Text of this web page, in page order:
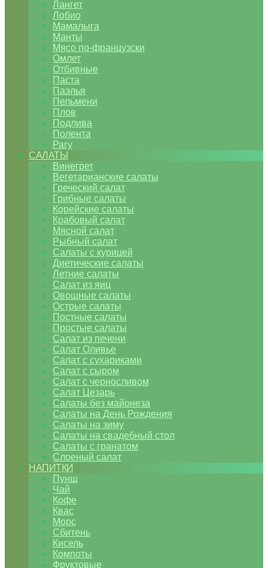
Лангет
Лобио
Мамалыга
Манты
Мясо по-французски
Омлет
Отбивные
Паста
Паэлья
Пельмени
Плов
Подлива
Полента
Рагу
САЛАТЫ
Винегрет
Вегетарианские салаты
Греческий салат
Грибные салаты
Корейские салаты
Крабовый салат
Мясной салат
Рыбный салат
Салаты с курицей
Диетические салаты
Летние салаты
Салат из яиц
Овощные салаты
Острые салаты
Постные салаты
Простые салаты
Салат из печени
Салат Оливье
Салат с сухариками
Салат с сыром
Салат с черносливом
Салат Цезарь
Салаты без майонеза
Салаты на День Рождения
Салаты на зиму
Салаты на свадебный стол
Салаты с гранатом
Слоеный салат
НАПИТКИ
Пунш
Чай
Кофе
Квас
Морс
Сбитень
Кисель
Компоты
Фруктовые